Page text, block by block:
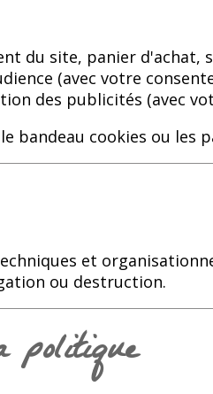
du site, panier d'achat,
(avec votre
des publicités (avec
bandeau cookies ou les
et
ou destruction.
politique